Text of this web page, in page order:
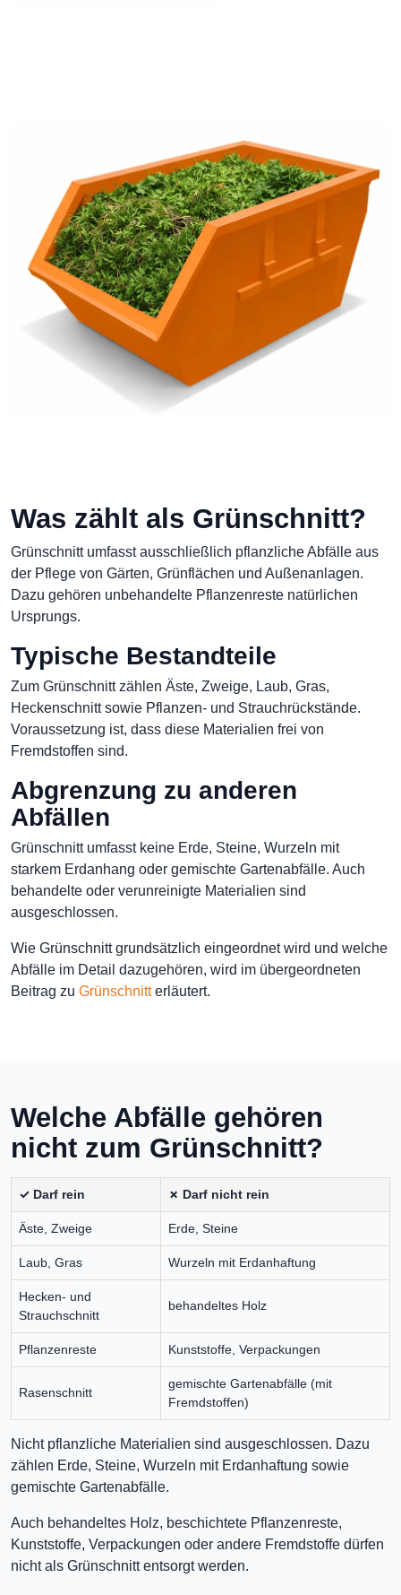
Was zählt als Grünschnitt?
Grünschnitt umfasst ausschließlich pflanzliche Abfälle aus
der Pflege von Gärten, Grünflächen und Außenanlagen.
Dazu gehören unbehandelte Pflanzenreste natürlichen
Ursprungs.
Typische Bestandteile
Zum Grünschnitt zählen Äste, Zweige, Laub, Gras,
Heckenschnitt sowie Pflanzen- und Strauchrückstände.
Voraussetzung ist, dass diese Materialien frei von
Fremdstoffen sind.
Abgrenzung zu anderen
Abfällen
Grünschnitt umfasst keine Erde, Steine, Wurzeln mit
starkem Erdanhang oder gemischte Gartenabfälle. Auch
behandelte oder verunreinigte Materialien sind
ausgeschlossen.
Wie Grünschnitt grundsätzlich eingeordnet wird und welche
Abfälle im Detail dazugehören, wird im übergeordneten
Beitrag zu Grünschnitterläutert.
Welche Abfälle gehören
nicht zum Grünschnitt?
✓ Darf rein ✗ Darf nicht rein
Äste, Zweige Erde, Steine
Laub, Gras Wurzeln mit Erdanhaftung
Hecken- und
Strauchschnitt
behandeltes Holz
Pflanzenreste Kunststoffe, Verpackungen
Rasenschnitt
gemischte Gartenabfälle (mit
Fremdstoffen)
Nicht pflanzliche Materialien sind ausgeschlossen. Dazu
zählen Erde, Steine, Wurzeln mit Erdanhaftung sowie
gemischte Gartenabfälle.
Auch behandeltes Holz, beschichtete Pflanzenreste,
Kunststoffe, Verpackungen oder andere Fremdstoffe dürfen
nicht als Grünschnitt entsorgt werden.